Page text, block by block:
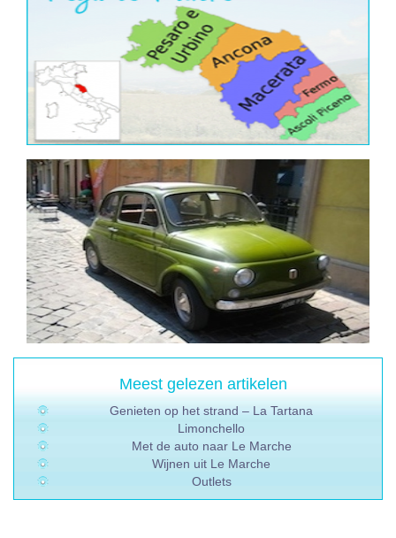
Meest gelezen artikelen
Genieten op het strand – La Tartana
Limonchello
Met de auto naar Le Marche
Wijnen uit Le Marche
Outlets